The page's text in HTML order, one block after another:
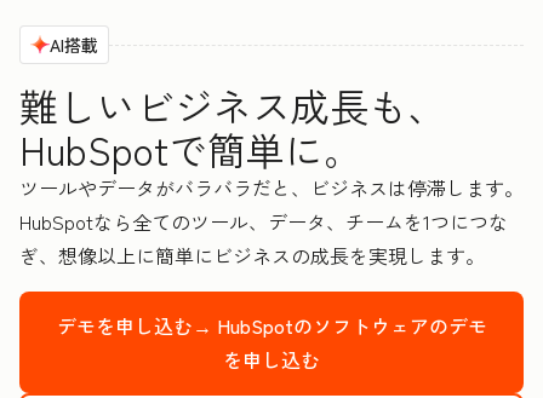
AI搭載
難しいビジネス成長も、
HubSpotで簡単に。
ツールやデータがバラバラだと、ビジネスは停滞します。
HubSpotなら全てのツール、データ、チームを1つにつな
ぎ、想像以上に簡単にビジネスの成長を実現します。
デモを申し込む→ HubSpotのソフトウェアのデモ
を申し込む